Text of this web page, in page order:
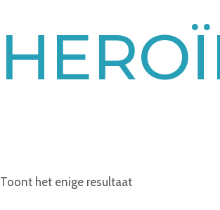
Toont het enige resultaat